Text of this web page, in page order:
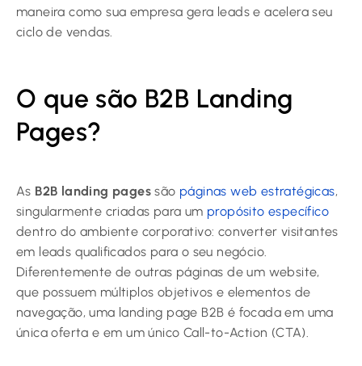
maneira como sua empresa gera leads e acelera seu
ciclo de vendas.
O que são B2B Landing
Pages?
As B2B landing pages são páginas web estratégicas,
singularmente criadas para um propósito específico
dentro do ambiente corporativo: converter visitantes
em leads qualificados para o seu negócio.
Diferentemente de outras páginas de um website,
que possuem múltiplos objetivos e elementos de
navegação, uma landing page B2B é focada em uma
única oferta e em um único Call-to-Action (CTA).